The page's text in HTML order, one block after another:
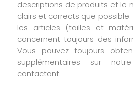
descriptions de produits et le
clairs et corrects que possible.
les articles (tailles et
concernent toujours des
Vous pouvez toujours
supplémentaires sur
contactant.